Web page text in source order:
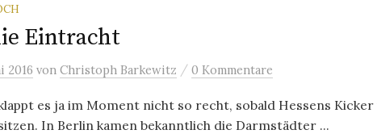
Eintracht
2016 von Christoph Barkewitz / 0 Kommentare
es ja im Moment nicht so recht, sobald Hessens Kicker
In Berlin kamen bekanntlich die Darmstädter ...